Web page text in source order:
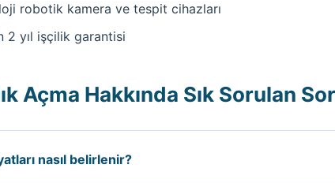
robotik kamera ve tespit cihazları
2 yıl işçilik garantisi
Açma Hakkında Sık Sorulan
nasıl belirlenir?